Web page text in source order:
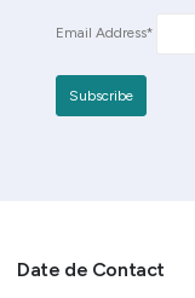
Email Address*
Date de Contact